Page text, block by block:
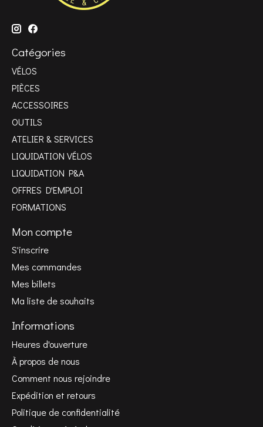
Catégories
VÉLOS
PIÈCES
ACCESSOIRES
OUTILS
ATELIER & SERVICES
LIQUIDATION VÉLOS
LIQUIDATION P&A
OFFRES D'EMPLOI
FORMATIONS
Mon compte
S'inscrire
Mes commandes
Mes billets
Ma liste de souhaits
Informations
Heures d'ouverture
À propos de nous
Comment nous rejoindre
Expédition et retours
Politique de confidentialité